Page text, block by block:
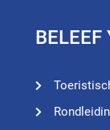
BELEEF